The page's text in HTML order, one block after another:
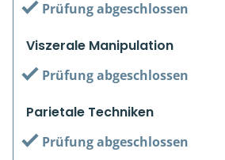
Prüfung abgeschlossen
Viszerale Manipulation
Prüfung abgeschlossen
Parietale Techniken
Prüfung abgeschlossen